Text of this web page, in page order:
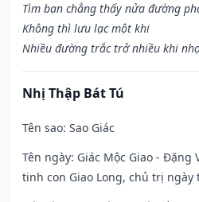
Tìm bạn chẳng thấy nửa đường
Không thì lưu lạc một khi
Nhiều đường trắc trở nhiều khi
Nhị Thập Bát Tú
Tên sao: Sao Giác
Tên ngày: Giác Mộc Giao - Đặng
tinh con Giao Long, chủ trị ngày